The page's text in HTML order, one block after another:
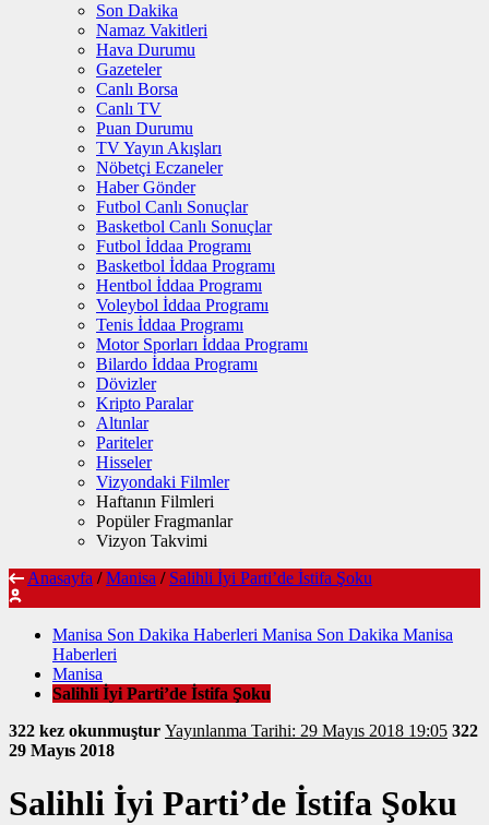
Son Dakika
Namaz Vakitleri
Hava Durumu
Gazeteler
Canlı Borsa
Canlı TV
Puan Durumu
TV Yayın Akışları
Nöbetçi Eczaneler
Haber Gönder
Futbol Canlı Sonuçlar
Basketbol Canlı Sonuçlar
Futbol İddaa Programı
Basketbol İddaa Programı
Hentbol İddaa Programı
Voleybol İddaa Programı
Tenis İddaa Programı
Motor Sporları İddaa Programı
Bilardo İddaa Programı
Dövizler
Kripto Paralar
Altınlar
Pariteler
Hisseler
Vizyondaki Filmler
Haftanın Filmleri
Popüler Fragmanlar
Vizyon Takvimi
Anasayfa / Manisa / Salihli İyi Parti’de İstifa Şoku
Manisa Son Dakika Haberleri Manisa Son Dakika Manisa
Haberleri
Manisa
Salihli İyi Parti’de İstifa Şoku
322 kez okunmuştur Yayınlanma Tarihi: 29 Mayıs 2018 19:05 322
29 Mayıs 2018
Salihli İyi Parti’de İstifa Şoku